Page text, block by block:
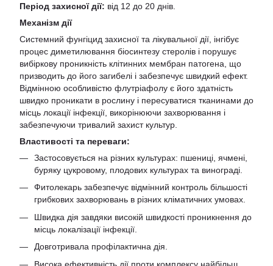
Період захисної дії: від 12 до 20 днів.
Механізм дії
Системний фунгіцид захисної та лікувальної дії, інгібує
процес диметилювання біосинтезу стеролів і порушує
вибіркову проникність клітинних мембран патогена, що
призводить до його загибелі і забезпечує швидкий ефект.
Відмінною особливістю флутріафолу є його здатність
швидко проникати в рослину і пересуватися тканинами до
місць локації інфекції, викорінюючи захворювання і
забезпечуючи тривалий захист культур.
Властивості та переваги:
Застосовується на різних культурах: пшениці, ячмені,
буряку цукровому, плодових культурах та винограді.
Фитолекарь забезпечує відмінний контроль більшості
грибкових захворювань в різних кліматичних умовах.
Швидка дія завдяки високій швидкості проникнення до
місць локалізації інфекції.
Довготривала профілактична дія.
Висока ефективність дії проти комплексу найбільш